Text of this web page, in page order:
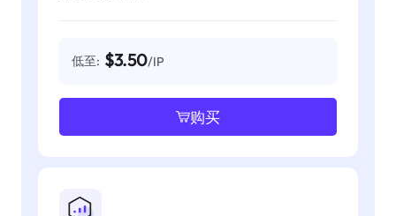
低至: $3.50/IP
购买